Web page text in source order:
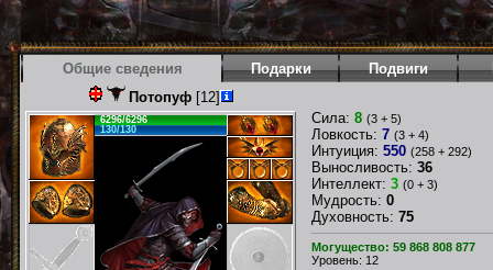
Общие сведения Подарки Подвиги
Потопуф[12]
6296/6296
130/130
Сила: 8 (3 + 5)
Ловкость: 7 (3 + 4)
Интуиция: 550 (258 + 292)
Выносливость: 36
Интеллект: 3 (0 + 3)
Мудрость: 0
Духовность: 75
Могущество: 59 868 808 877
Уровень: 12